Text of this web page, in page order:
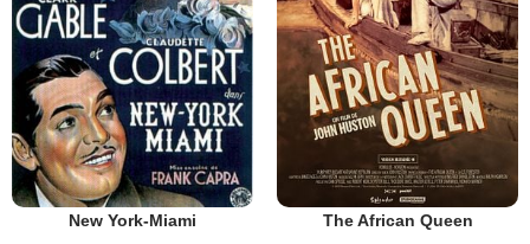
New York-Miami The African Queen